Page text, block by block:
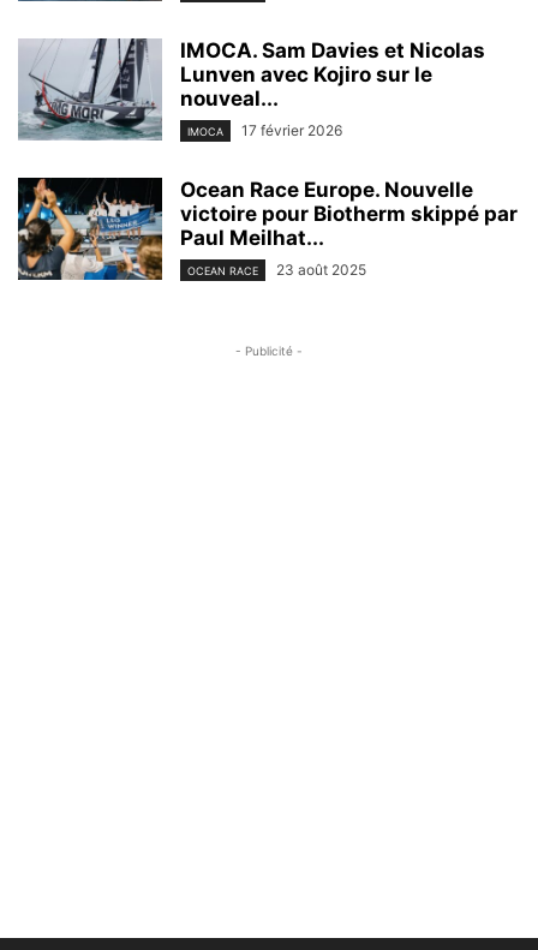
IMOCA. Sam Davies et Nicolas
Lunven avec Kojiro sur le
nouveal...
IMOCA 17 février 2026
Ocean Race Europe. Nouvelle
victoire pour Biotherm skippé par
Paul Meilhat...
OCEAN RACE 23 août 2025
- Publicité -